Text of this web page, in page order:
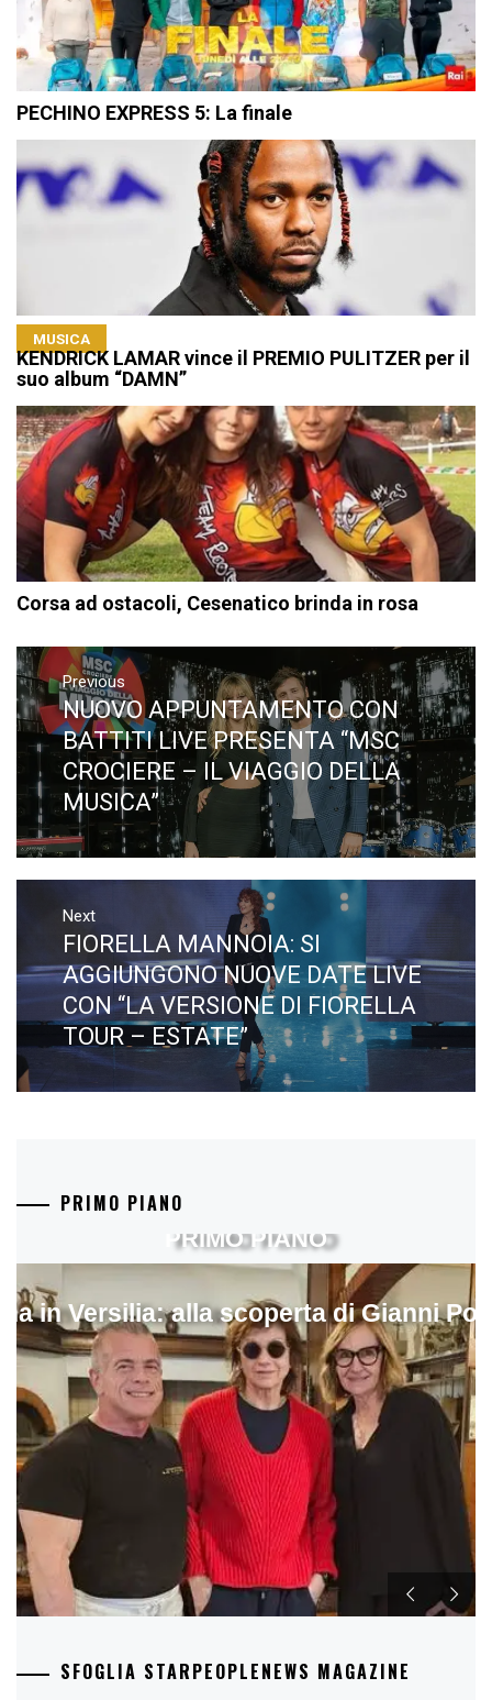
PECHINO EXPRESS 5: La finale
MUSICA
KENDRICK LAMAR vince il PREMIO PULITZER per il
suo album “DAMN”
Corsa ad ostacoli, Cesenatico brinda in rosa
Navigazione
articoli
Previous
Previous
post:
NUOVO APPUNTAMENTO CON
BATTITI LIVE PRESENTA “MSC
CROCIERE – IL VIAGGIO DELLA
MUSICA”
Next
Next
post:
FIORELLA MANNOIA: SI
AGGIUNGONO NUOVE DATE LIVE
CON “LA VERSIONE DI FIORELLA
TOUR – ESTATE”
PRIMO PIANO
in Versilia: alla scoperta di Gianni
PRIMO PIANO
SFOGLIA STARPEOPLENEWS MAGAZINE